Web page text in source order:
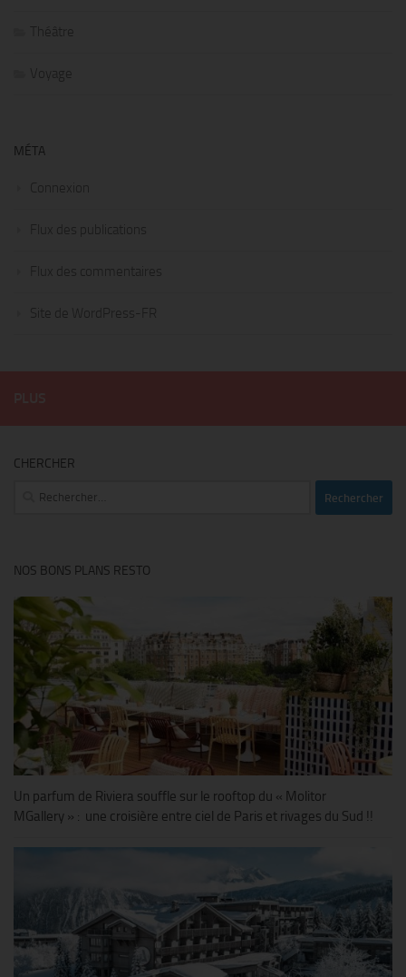
Théâtre
Voyage
MÉTA
Connexion
Flux des publications
Flux des commentaires
Site de WordPress-FR
CHERCHER
Rechercher :
NOS BONS PLANS RESTO
Un parfum de Riviera souffle sur le rooftop du « Molitor
MGallery » : une croisière entre ciel de Paris et rivages du Sud !!